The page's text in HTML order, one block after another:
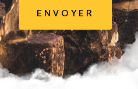
ENVOYER